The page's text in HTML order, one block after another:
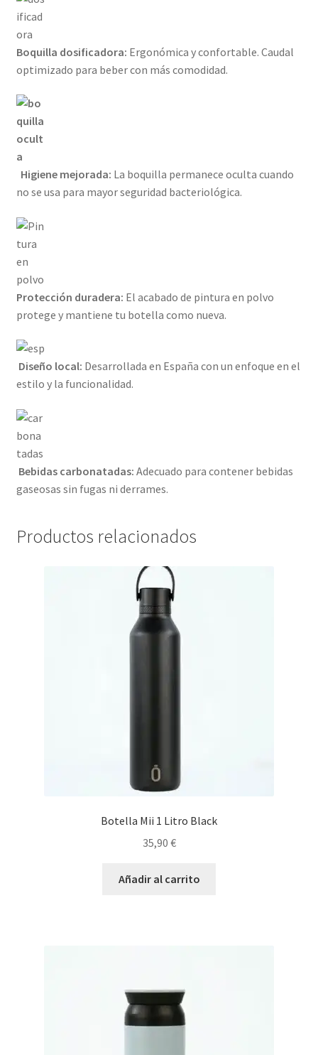
Boquilla dosificadora: Ergonómica y confortable. Caudal
optimizado para beber con más comodidad.
Higiene mejorada: La boquilla permanece oculta cuando
no se usa para mayor seguridad bacteriológica.
Protección duradera: El acabado de pintura en polvo
protege y mantiene tu botella como nueva.
Diseño local: Desarrollada en España con un enfoque en el
estilo y la funcionalidad.
Bebidas carbonatadas: Adecuado para contener bebidas
gaseosas sin fugas ni derrames.
Productos relacionados
Botella Mii 1 Litro Black
35,90 €
Añadir al carrito